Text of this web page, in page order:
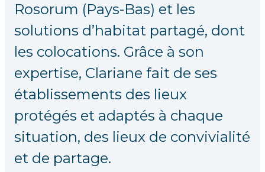
Rosorum (Pays-Bas) et les
solutions d’habitat partagé, dont
les colocations. Grâce à son
expertise, Clariane fait de ses
établissements des lieux
protégés et adaptés à chaque
situation, des lieux de convivialité
et de partage.